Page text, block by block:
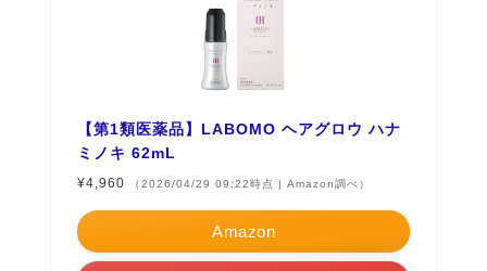
【第1類医薬品】LABOMO ヘアグロウ ハナ
ミノキ 62mL
¥4,960 （2026/04/29 09:22時点 | Amazon調べ）
Amazon